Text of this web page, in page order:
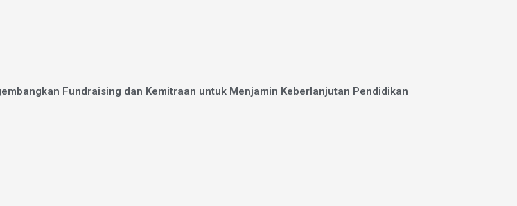
Fundraising dan Kemitraan untuk Menjamin Keberlanjutan Pendidikan